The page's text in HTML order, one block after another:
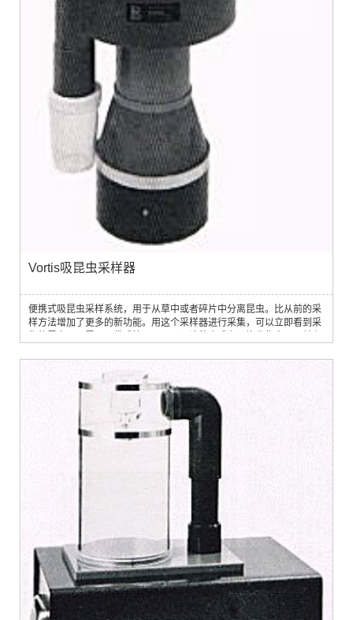
Vortis吸昆虫采样器
便携式吸昆虫采样系统，用于从草中或者碎片中分离昆虫。比从前的采
样方法增加了更多的新功能。用这个采样器进行采集，可以立即看到采
如果需要，还可以将它们放回到栖息地。该系统轻便、完全可便携，可
以由一人轻松进行操作。在转移收集物质的时候不会产生损失。